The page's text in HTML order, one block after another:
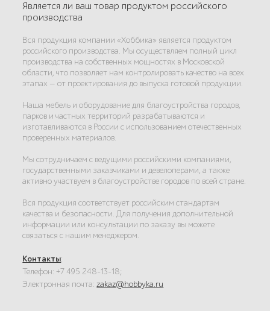
Является ли ваш товар продуктом российского
производства
Вся продукция компании «Хоббика» является продуктом
российского производства. Мы осуществляем полный цикл
производства на собственных мощностях в Московской
области, что позволяет нам контролировать качество на всех
этапах — от проектирования до выпуска готовой продукции.
Наша мебель и оборудование для благоустройства городов,
парков и частных территорий разрабатываются и
изготавливаются в России с использованием отечественных
проверенных материалов.
Мы сотрудничаем с ведущими российскими компаниями,
государственными заказчиками и девелоперами, а также
активно участвуем в благоустройстве городов по всей стране.
Вся продукция соответствует российским стандартам
качества и безопасности. Для получения дополнительной
информации или консультации по заказу вы можете
связаться с нашим менеджером.
Контакты:
Телефон: +7 495 248-13-18;
Электронная почта:zakaz@hobbyka.ru